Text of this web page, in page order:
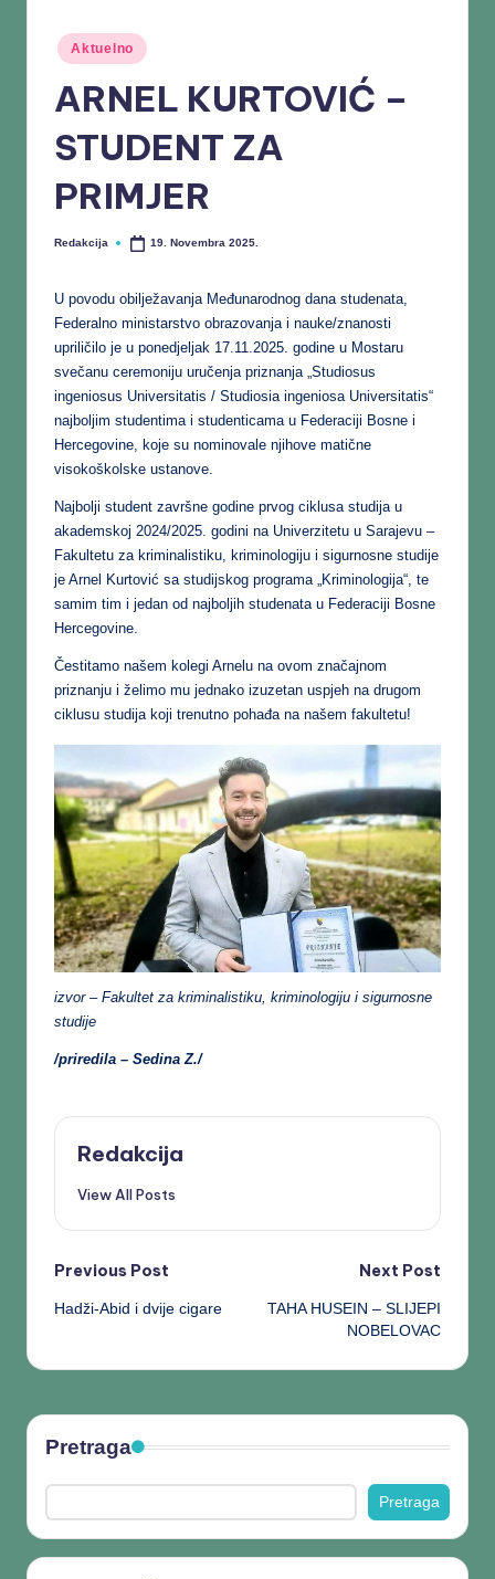
Aktuelno
ARNEL KURTOVIĆ –
STUDENT ZA
PRIMJER
Redakcija 19. Novembra 2025.
U povodu obilježavanja Međunarodnog dana studenata,
Federalno ministarstvo obrazovanja i nauke/znanosti
upriličilo je u ponedjeljak 17.11.2025. godine u Mostaru
svečanu ceremoniju uručenja priznanja „Studiosus
ingeniosus Universitatis / Studiosia ingeniosa Universitatis“
najboljim studentima i studenticama u Federaciji Bosne i
Hercegovine, koje su nominovale njihove matične
visokoškolske ustanove.
Najbolji student završne godine prvog ciklusa studija u
akademskoj 2024/2025. godini na Univerzitetu u Sarajevu –
Fakultetu za kriminalistiku, kriminologiju i sigurnosne studije
je Arnel Kurtović sa studijskog programa „Kriminologija“, te
samim tim i jedan od najboljih studenata u Federaciji Bosne
Hercegovine.
Čestitamo našem kolegi Arnelu na ovom značajnom
priznanju i želimo mu jednako izuzetan uspjeh na drugom
ciklusu studija koji trenutno pohađa na našem fakultetu!
izvor – Fakultet za kriminalistiku, kriminologiju i sigurnosne
studije
/priredila – Sedina Z./
Redakcija
View All Posts
Previous Post
Hadži-Abid i dvije cigare
Next Post
TAHA HUSEIN – SLIJEPI
NOBELOVAC
Pretraga
Pretraga